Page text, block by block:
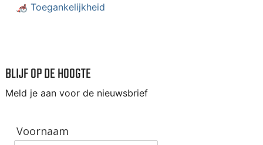
🦽 Toegankelijkheid
BLIJF OP DE HOOGTE
Meld je aan voor de nieuwsbrief
Voornaam